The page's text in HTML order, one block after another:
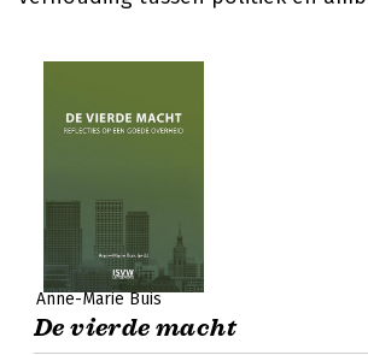
Anne-Marie Buis
De vierde macht